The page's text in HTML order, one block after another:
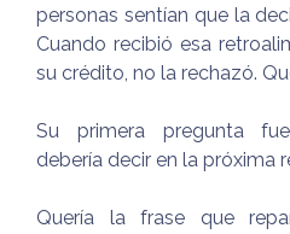
personas sentían que la
Cuando recibió esa
su crédito, no la rechazó.
Su primera pregunta fue
debería decir en la próxima
Quería la frase que